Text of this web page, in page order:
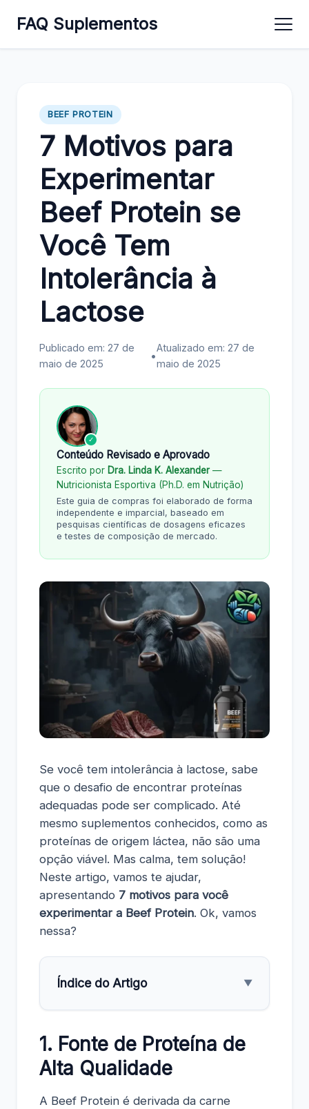
FAQ Suplementos
BEEF PROTEIN
7 Motivos para
Experimentar
Beef Protein se
Você Tem
Intolerância à
Lactose
Publicado em: 27 de
maio de 2025
•
Atualizado em: 27 de
maio de 2025
✓
Conteúdo Revisado e Aprovado
Escrito por Dra. Linda K. Alexander—
Nutricionista Esportiva (Ph.D. em Nutrição)
Este guia de compras foi elaborado de forma
independente e imparcial, baseado em
pesquisas científicas de dosagens eficazes
e testes de composição de mercado.
Se você tem intolerância à lactose, sabe
que o desafio de encontrar proteínas
adequadas pode ser complicado. Até
mesmo suplementos conhecidos, como as
proteínas de origem láctea, não são uma
opção viável. Mas calma, tem solução!
Neste artigo, vamos te ajudar,
apresentando 7 motivos para você
experimentar a Beef Protein. Ok, vamos
nessa?
Índice do Artigo ▼
1. Fonte de Proteína de
Alta Qualidade
A Beef Protein é derivada da carne